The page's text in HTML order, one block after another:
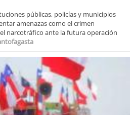
públicas, policías y municipios
amenazas como el crimen
narcotráfico ante la futura operación